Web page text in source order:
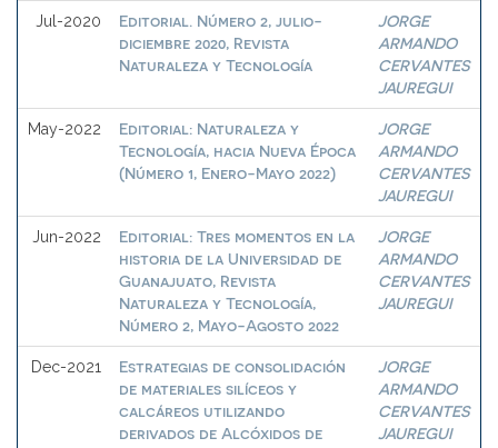
Jul-2020
Editorial. Número 2, julio-
diciembre 2020, Revista
Naturaleza y Tecnología
JORGE
ARMANDO
CERVANTES
JAUREGUI
May-2022
Editorial: Naturaleza y
Tecnología, hacia Nueva Época
(Número 1, Enero-Mayo 2022)
JORGE
ARMANDO
CERVANTES
JAUREGUI
Jun-2022
Editorial: Tres momentos en la
historia de la Universidad de
Guanajuato, Revista
Naturaleza y Tecnología,
Número 2, Mayo-Agosto 2022
JORGE
ARMANDO
CERVANTES
JAUREGUI
Dec-2021
Estrategias de consolidación
de materiales silíceos y
calcáreos utilizando
derivados de Alcóxidos de
JORGE
ARMANDO
CERVANTES
JAUREGUI